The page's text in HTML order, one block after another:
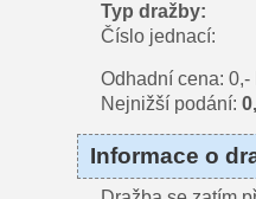
Typ dražby:
Číslo jednací:
Odhadní cena: 0,-
Nejnižší podání:
Informace o